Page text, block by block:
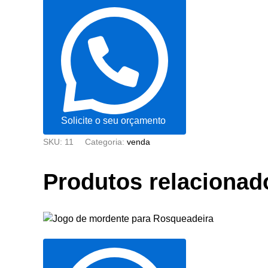
Solicite o seu orçamento
SKU: 11 Categoria: venda
Produtos